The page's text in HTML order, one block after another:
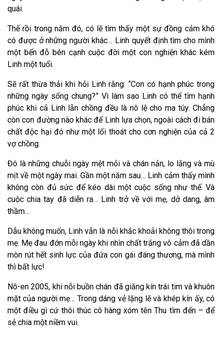
quái.
Thế rồi trong năm đó, có lẽ tìm thấy một sự đồng cảm khó
có được ở những người khác… Linh quyết định tìm cho mình
một bến đỗ bên cạnh cuộc đời một con nghiện khác kém
Linh một tuổi.
Sẽ rất thừa thải khi hỏi Linh rằng: “Con có hạnh phúc trong
những ngày sống chung?” Vì làm sao Linh có thể tìm hạnh
phúc khi cả Linh lẫn chồng đều là nô lệ cho ma túy. Chẳng
còn con đường nào khác để Linh lựa chọn, ngoài cách đi bán
chất độc hại đó như một lối thoát cho cơn nghiện của cả 2
vợ chồng.
Đó là những chuỗi ngày mệt mỏi và chán nản, lo lắng và mù
mịt về một ngày mai. Gần một năm sau… Linh cảm thấy mình
không còn đủ sức để kéo dài một cuộc sống như thế. Và
cuộc chia tay đã diễn ra… Linh trở về với mẹ, dở dang, âm
thầm…
Dẫu không muốn, Linh vẫn là nỗi khắc khoải không thôi trong
mẹ. Mẹ đau đớn mỗi ngày khi nhìn chất trắng vô cảm đã dần
mòn rút hết sinh lực của đứa con gái đáng thương, mà mình
thì bất lực!
Nô-en 2005, khi nỗi buồn chán đã giăng kín trái tim và khuôn
mặt của người mẹ… Trong dáng vẻ lặng lẽ và khép kín ấy, có
một điều gì cứ thôi thúc cô hàng xóm tên Thu tìm đến – để
sẻ chia một niềm vui.